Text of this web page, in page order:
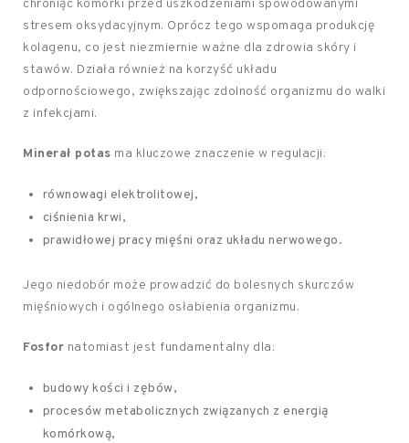
chroniąc komórki przed uszkodzeniami spowodowanymi
stresem oksydacyjnym. Oprócz tego wspomaga produkcję
kolagenu, co jest niezmiernie ważne dla zdrowia skóry i
stawów. Działa również na korzyść układu
odpornościowego, zwiększając zdolność organizmu do walki
z infekcjami.
Minerał potas ma kluczowe znaczenie w regulacji:
równowagi elektrolitowej,
ciśnienia krwi,
prawidłowej pracy mięśni oraz układu nerwowego.
Jego niedobór może prowadzić do bolesnych skurczów
mięśniowych i ogólnego osłabienia organizmu.
Fosfor natomiast jest fundamentalny dla:
budowy kości i zębów,
procesów metabolicznych związanych z energią
komórkową,